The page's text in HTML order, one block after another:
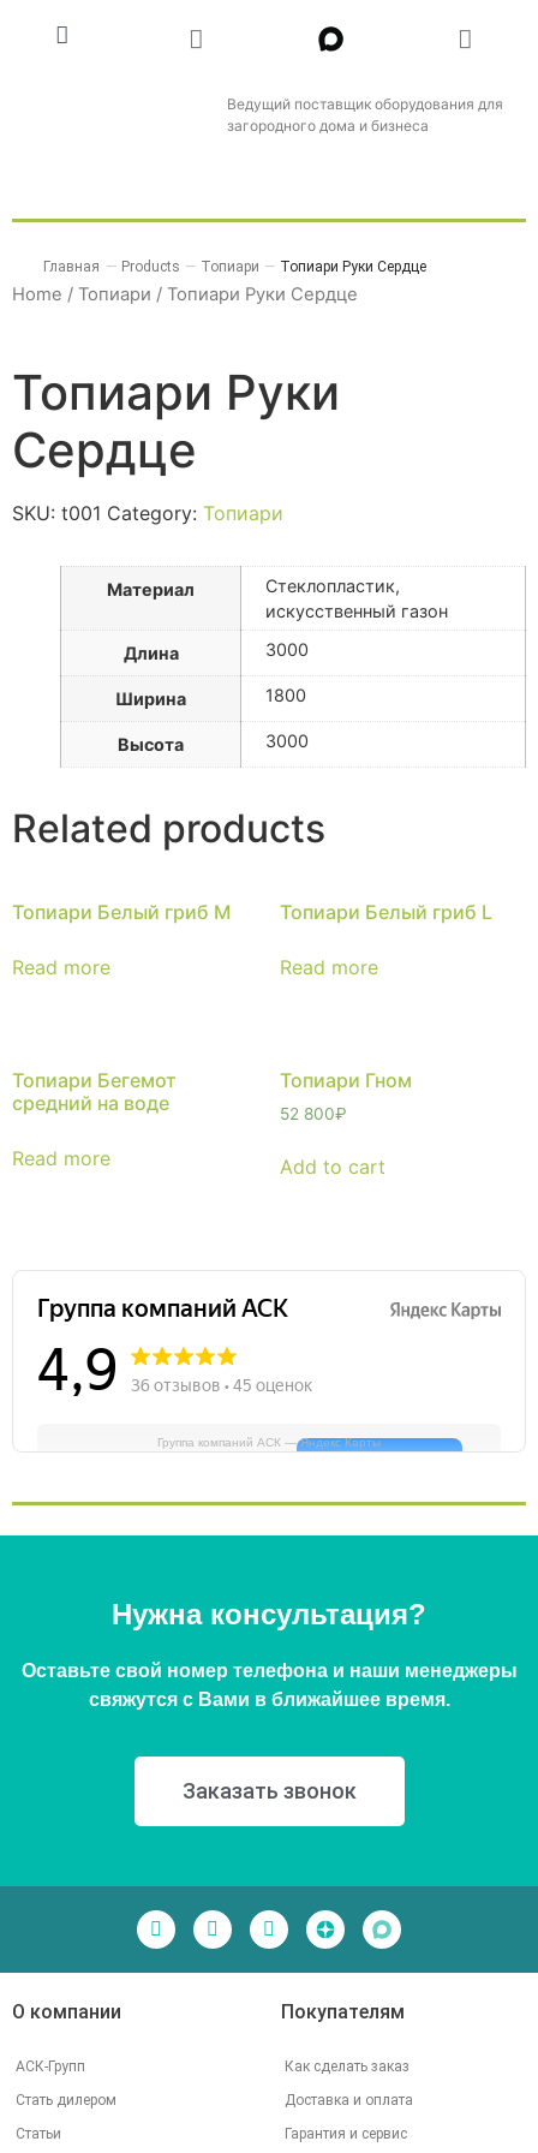
Ведущий поставщик оборудования для
загородного дома и бизнеса
Главная — Products — Топиари — Топиари Руки Сердце
Home / Топиари / Топиари Руки Сердце
Топиари Руки
Сердце
SKU: t001 Category: Топиари
Материал
Стеклопластик,
искусственный газон
Длина 3000
Ширина 1800
Высота 3000
Related products
Топиари Белый гриб M
Read more
Топиари Белый гриб L
Read more
Топиари Бегемот
средний на воде
Read more
Топиари Гном
52 800₽
Add to cart
Группа компаний АСК — Яндекс Карты
Нужна консультация?
Оставьте свой номер телефона и наши менеджеры
свяжутся с Вами в ближайшее время.
Заказать звонок
О компании
АСК-Групп
Стать дилером
Статьи
Покупателям
Как сделать заказ
Доставка и оплата
Гарантия и сервис